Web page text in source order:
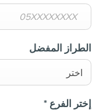
الطراز المفضل
اختر
إختر الفرع *